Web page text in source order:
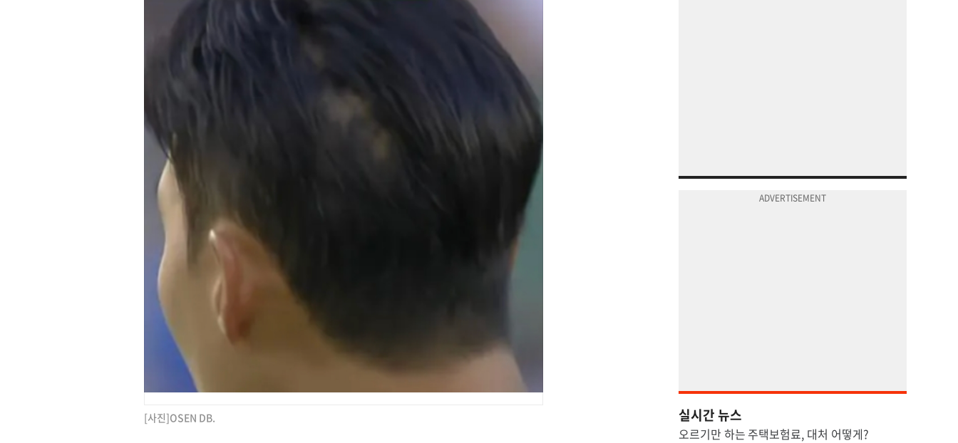
[사진]OSEN DB. 실시간 뉴스
오르기만 하는 주택보험료, 대처 어떻게?